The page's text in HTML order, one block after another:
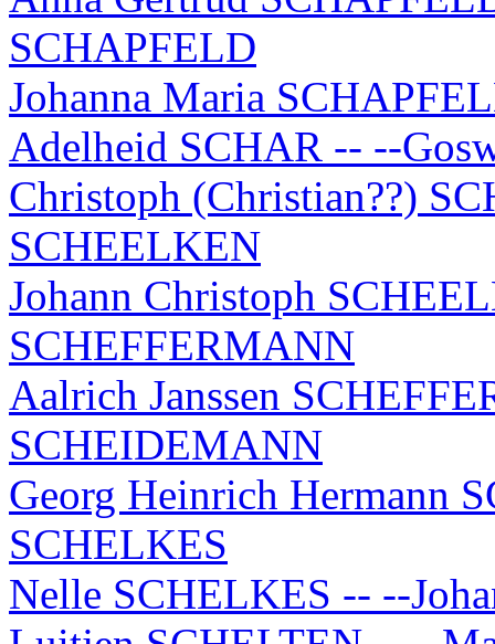
SCHAPFELD
Johanna Maria
Adelheid SCHAR -- --
Christoph (Christian??)
SCHEELKEN
Johann Christoph
SCHEFFERMANN
Aalrich Janssen
SCHEIDEMANN
Georg Heinrich Hermann
SCHELKES
Nelle SCHELKES -- --